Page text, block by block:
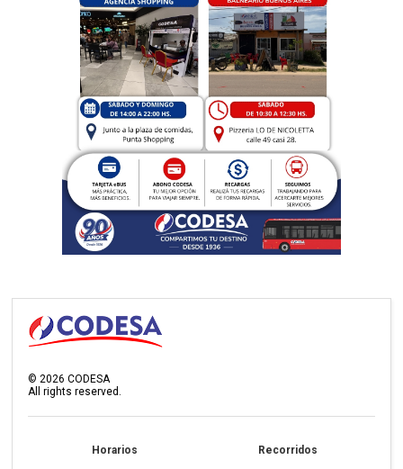
© 2026 CODESA
All rights reserved.
Horarios Recorridos